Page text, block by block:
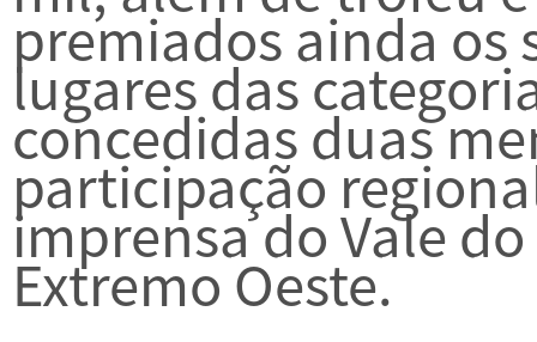
premiados ainda os
lugares das
concedidas duas
participação
imprensa do Vale
Extremo Oeste.